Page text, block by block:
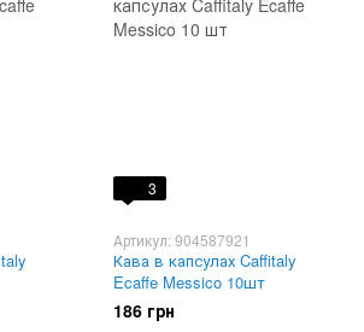
3
Артикул: 904587921
Кава в капсулах Caffitaly
Ecaffe Messico 10шт
186 грн